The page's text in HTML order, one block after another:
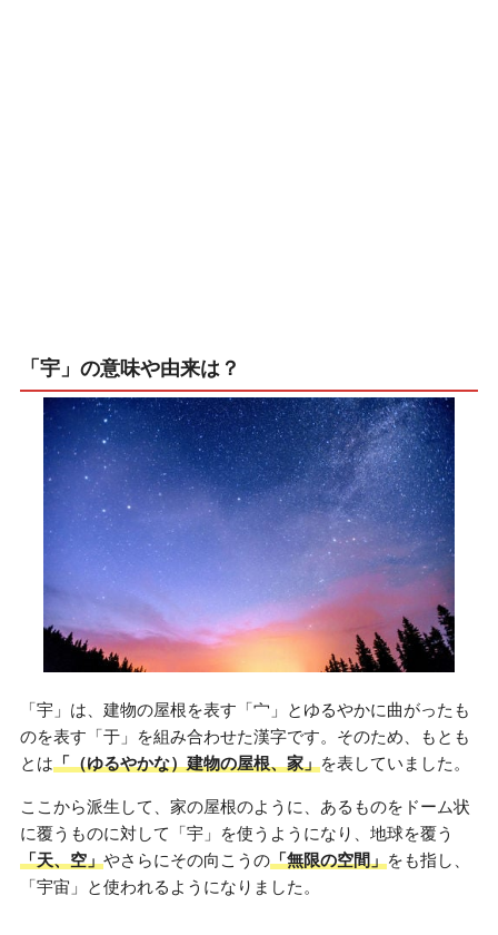
「宇」の意味や由来は？
「宇」は、建物の屋根を表す「宀」とゆるやかに曲がったも
のを表す「于」を組み合わせた漢字です。そのため、もとも
とは「（ゆるやかな）建物の屋根、家」を表していました。
ここから派生して、家の屋根のように、あるものをドーム状
に覆うものに対して「宇」を使うようになり、地球を覆う
「天、空」やさらにその向こうの「無限の空間」をも指し、
「宇宙」と使われるようになりました。